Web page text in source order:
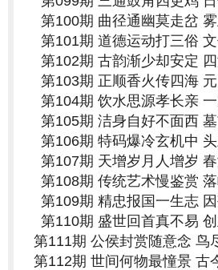
第100期 曲径通幽莫走岔
第101期 道德运动打三俗
第102期 古韵渐少却安定
第103期 正顺香火传四海
第104期 饮水思源孝长亲
第105期 洁身自好不面西
第106期 特码爆冷玄机中
第107期 天增岁月人增岁
第108期 传统艺术慢鉴赏
第109期 精忠报国一生志
第110期 盛世回首真不易
第111期 公侯封赏随意念 鸟
第112期 世间何物最憧景 古